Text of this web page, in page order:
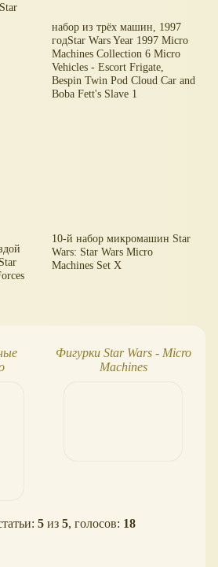
набор из трёх машин, 1997
годStar Wars Year 1997 Micro
Machines Collection 6 Micro
Vehicles - Escort Frigate,
Bespin Twin Pod Cloud Car and
Boba Fett's Slave 1
10-й набор микромашин Star
Wars: Star Wars Micro
Machines Set X
Фигурки Star Wars - Micro
Machines
5 из 5, голосов: 18